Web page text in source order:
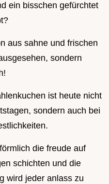
ein bisschen gefürchtet
aus sahne und frischen
sondern
ist heute nicht
sondern auch bei
die freude auf
schichten und die
wird jeder anlass zu